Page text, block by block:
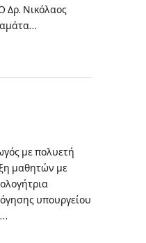
Δρ. Νικόλαος
με πολυετή
μαθητών με
υπουργείου